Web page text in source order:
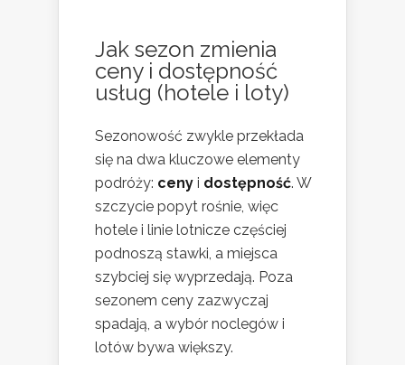
Jak sezon zmienia
ceny i dostępność
usług (hotele i loty)
Sezonowość zwykle przekłada
się na dwa kluczowe elementy
podróży: ceny i dostępność. W
szczycie popyt rośnie, więc
hotele i linie lotnicze częściej
podnoszą stawki, a miejsca
szybciej się wyprzedają. Poza
sezonem ceny zazwyczaj
spadają, a wybór noclegów i
lotów bywa większy.